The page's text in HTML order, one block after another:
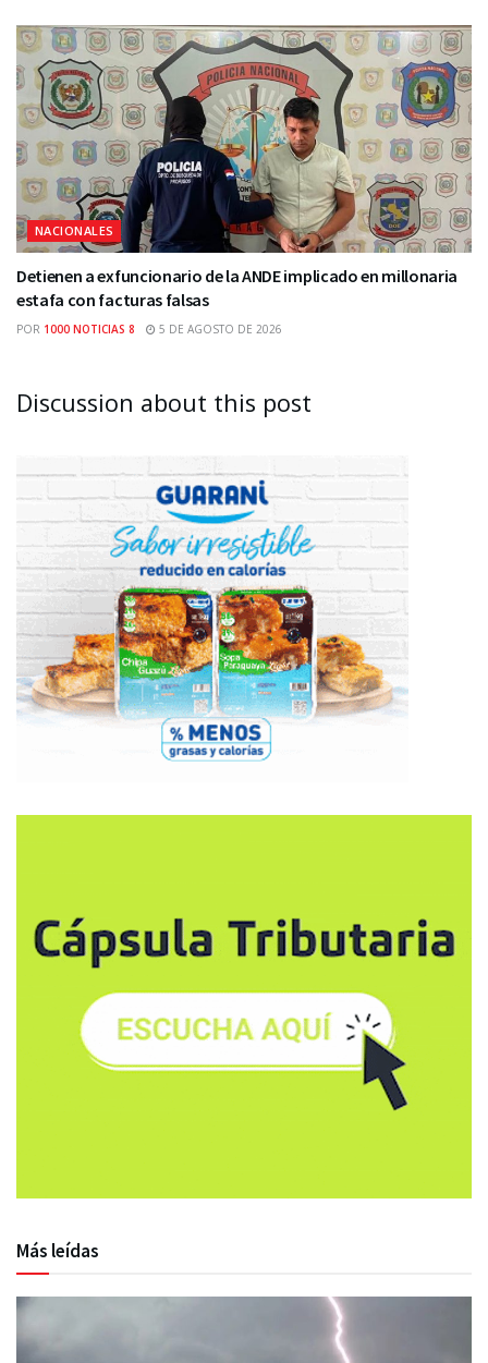
NACIONALES
Detienen a exfuncionario de la ANDE implicado en millonaria
estafa con facturas falsas
POR 1000 NOTICIAS 8 5 DE AGOSTO DE 2026
Discussion about this post
Más leídas